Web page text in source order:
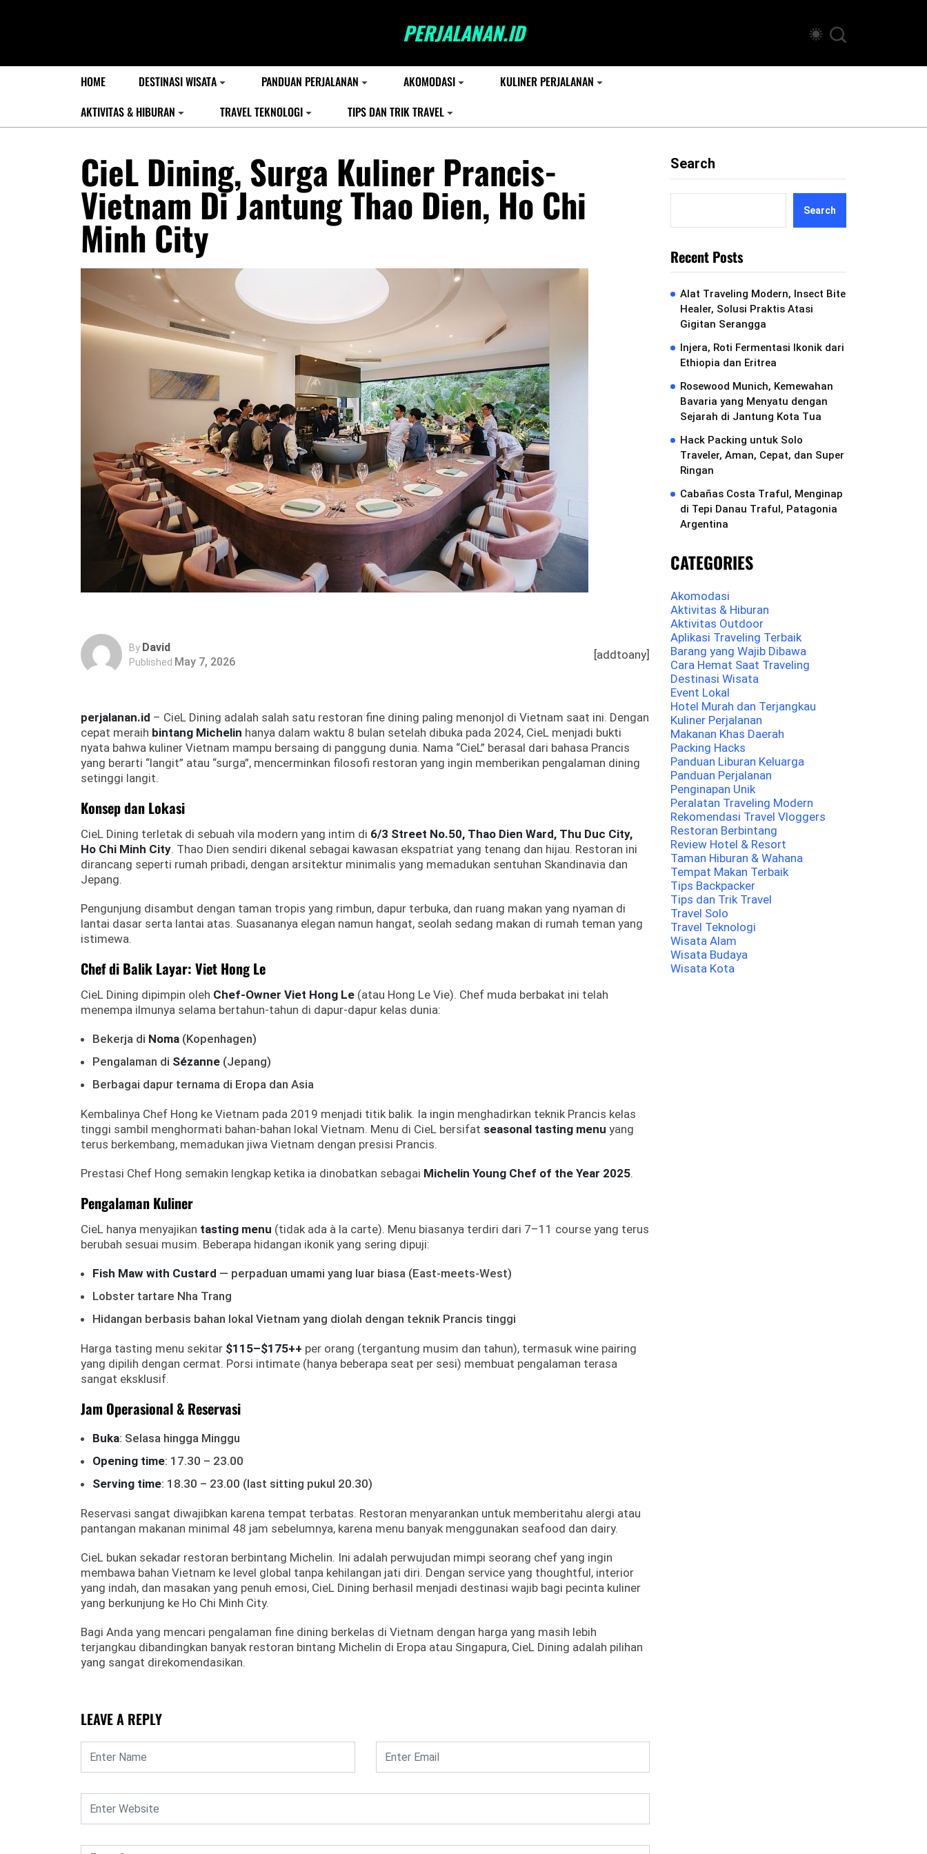
PERJALANAN.ID
HOME DESTINASI WISATA PANDUAN PERJALANAN AKOMODASI
KULINER PERJALANAN
AKTIVITAS & HIBURAN
TRAVEL TEKNOLOGI TIPS DAN TRIK TRAVEL
CieL Dining, Surga Kuliner Prancis-
Vietnam Di Jantung Thao Dien, Ho Chi
Minh City
By David
Published May 7, 2026 [addtoany]
perjalanan.id – CieL Dining adalah salah satu restoran fine dining paling menonjol di Vietnam saat ini. Dengan
cepat meraih bintang Michelin hanya dalam waktu 8 bulan setelah dibuka pada 2024, CieL menjadi bukti
nyata bahwa kuliner Vietnam mampu bersaing di panggung dunia. Nama “CieL” berasal dari bahasa Prancis
yang berarti “langit” atau “surga”, mencerminkan filosofi restoran yang ingin memberikan pengalaman dining
setinggi langit.
Konsep dan Lokasi
CieL Dining terletak di sebuah vila modern yang intim di 6/3 Street No.50, Thao Dien Ward, Thu Duc City,
Ho Chi Minh City. Thao Dien sendiri dikenal sebagai kawasan ekspatriat yang tenang dan hijau. Restoran ini
dirancang seperti rumah pribadi, dengan arsitektur minimalis yang memadukan sentuhan Skandinavia dan
Jepang.
Pengunjung disambut dengan taman tropis yang rimbun, dapur terbuka, dan ruang makan yang nyaman di
lantai dasar serta lantai atas. Suasananya elegan namun hangat, seolah sedang makan di rumah teman yang
istimewa.
Chef di Balik Layar: Viet Hong Le
CieL Dining dipimpin oleh Chef-Owner Viet Hong Le (atau Hong Le Vie). Chef muda berbakat ini telah
menempa ilmunya selama bertahun-tahun di dapur-dapur kelas dunia:
Bekerja di Noma (Kopenhagen)
Pengalaman di Sézanne (Jepang)
Berbagai dapur ternama di Eropa dan Asia
Kembalinya Chef Hong ke Vietnam pada 2019 menjadi titik balik. Ia ingin menghadirkan teknik Prancis kelas
tinggi sambil menghormati bahan-bahan lokal Vietnam. Menu di CieL bersifat seasonal tasting menu yang
terus berkembang, memadukan jiwa Vietnam dengan presisi Prancis.
Prestasi Chef Hong semakin lengkap ketika ia dinobatkan sebagai Michelin Young Chef of the Year 2025.
Pengalaman Kuliner
CieL hanya menyajikan tasting menu (tidak ada à la carte). Menu biasanya terdiri dari 7–11 course yang terus
berubah sesuai musim. Beberapa hidangan ikonik yang sering dipuji:
Fish Maw with Custard — perpaduan umami yang luar biasa (East-meets-West)
Lobster tartare Nha Trang
Hidangan berbasis bahan lokal Vietnam yang diolah dengan teknik Prancis tinggi
Harga tasting menu sekitar $115–$175++ per orang (tergantung musim dan tahun), termasuk wine pairing
yang dipilih dengan cermat. Porsi intimate (hanya beberapa seat per sesi) membuat pengalaman terasa
sangat eksklusif.
Jam Operasional & Reservasi
Buka: Selasa hingga Minggu
Opening time: 17.30 – 23.00
Serving time: 18.30 – 23.00 (last sitting pukul 20.30)
Reservasi sangat diwajibkan karena tempat terbatas. Restoran menyarankan untuk memberitahu alergi atau
pantangan makanan minimal 48 jam sebelumnya, karena menu banyak menggunakan seafood dan dairy.
CieL bukan sekadar restoran berbintang Michelin. Ini adalah perwujudan mimpi seorang chef yang ingin
membawa bahan Vietnam ke level global tanpa kehilangan jati diri. Dengan service yang thoughtful, interior
yang indah, dan masakan yang penuh emosi, CieL Dining berhasil menjadi destinasi wajib bagi pecinta kuliner
yang berkunjung ke Ho Chi Minh City.
Bagi Anda yang mencari pengalaman fine dining berkelas di Vietnam dengan harga yang masih lebih
terjangkau dibandingkan banyak restoran bintang Michelin di Eropa atau Singapura, CieL Dining adalah pilihan
yang sangat direkomendasikan.
LEAVE A REPLY
Search
Search
Recent Posts
Alat Traveling Modern, Insect Bite
Healer, Solusi Praktis Atasi
Gigitan Serangga
Injera, Roti Fermentasi Ikonik dari
Ethiopia dan Eritrea
Rosewood Munich, Kemewahan
Bavaria yang Menyatu dengan
Sejarah di Jantung Kota Tua
Hack Packing untuk Solo
Traveler, Aman, Cepat, dan Super
Ringan
Cabañas Costa Traful, Menginap
di Tepi Danau Traful, Patagonia
Argentina
CATEGORIES
Akomodasi
Aktivitas & Hiburan
Aktivitas Outdoor
Aplikasi Traveling Terbaik
Barang yang Wajib Dibawa
Cara Hemat Saat Traveling
Destinasi Wisata
Event Lokal
Hotel Murah dan Terjangkau
Kuliner Perjalanan
Makanan Khas Daerah
Packing Hacks
Panduan Liburan Keluarga
Panduan Perjalanan
Penginapan Unik
Peralatan Traveling Modern
Rekomendasi Travel Vloggers
Restoran Berbintang
Review Hotel & Resort
Taman Hiburan & Wahana
Tempat Makan Terbaik
Tips Backpacker
Tips dan Trik Travel
Travel Solo
Travel Teknologi
Wisata Alam
Wisata Budaya
Wisata Kota